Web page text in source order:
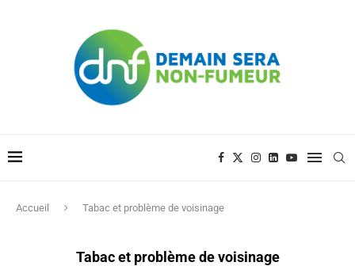
Accueil Tabac et problème de voisinage
Tabac et problème de voisinage